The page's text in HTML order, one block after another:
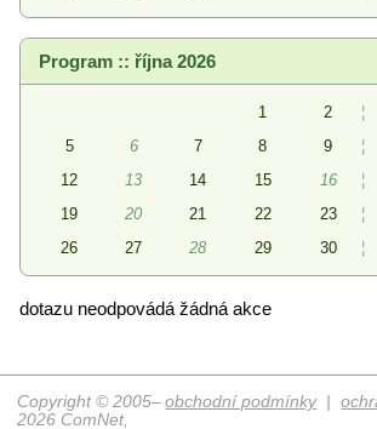
Program :: října 2026
1 2 ¦
5
6 7 8 9 ¦
12
13 14 15 16 ¦
19
20 21 22 23 ¦
26
27 28 29 30 ¦
dotazu neodpovádá žádná akce
obchodní podmínky|
Copyright © 2005–
2026 ComNet,